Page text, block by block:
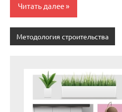
Читать далее
Методология строительства